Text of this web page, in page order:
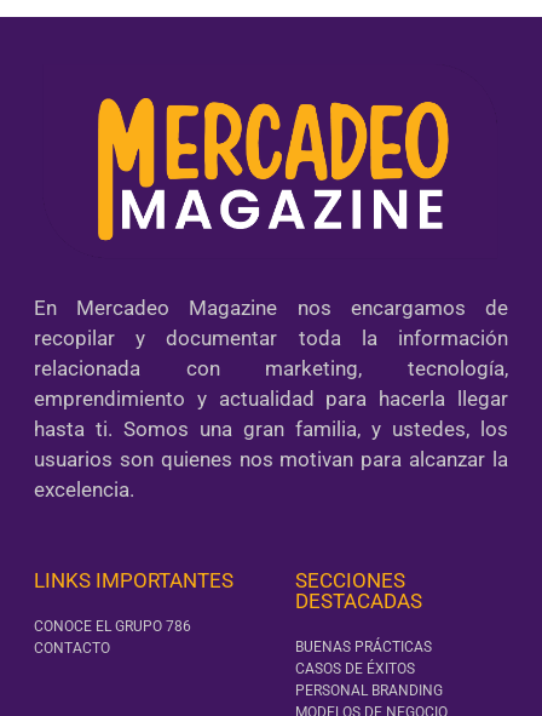
En Mercadeo Magazine nos encargamos de
recopilar y documentar toda la información
relacionada con marketing, tecnología,
emprendimiento y actualidad para hacerla llegar
hasta ti. Somos una gran familia, y ustedes, los
usuarios son quienes nos motivan para alcanzar la
excelencia.
LINKS IMPORTANTES
CONOCE EL GRUPO 786
CONTACTO
SECCIONES
DESTACADAS
BUENAS PRÁCTICAS
CASOS DE ÉXITOS
PERSONAL BRANDING